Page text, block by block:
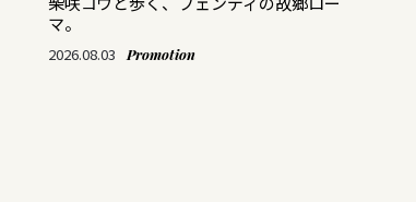
マ。
2026.08.03 Promotion